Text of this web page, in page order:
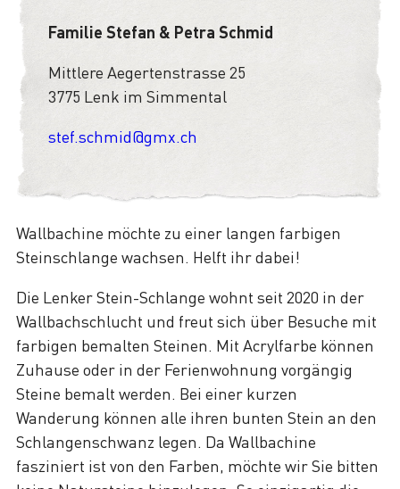
Wallbachine möchte zu einer langen farbigen
Steinschlange wachsen. Helft ihr dabei!
Die Lenker Stein-Schlange wohnt seit 2020 in der
Wallbachschlucht und freut sich über Besuche mit
farbigen bemalten Steinen. Mit Acrylfarbe können
Zuhause oder in der Ferienwohnung vorgängig
Steine bemalt werden. Bei einer kurzen
Wanderung können alle ihren bunten Stein an den
Schlangenschwanz legen. Da Wallbachine
fasziniert ist von den Farben, möchte wir Sie bitten
Familie Stefan & Petra Schmid
Mittlere Aegertenstrasse 25
3775 Lenk im Simmental
stef.schmid@gmx.ch